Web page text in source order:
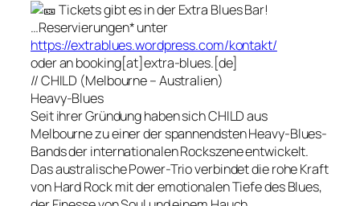
Tickets gibt es in der Extra Blues Bar!
…Reservierungen* unter
https://extrablues.wordpress.com/kontakt/
oder an booking[at]extra-blues.[de]
// CHILD (Melbourne – Australien)
Heavy-Blues
Seit ihrer Gründung haben sich CHILD aus
Melbourne zu einer der spannendsten Heavy-Blues-
Bands der internationalen Rockszene entwickelt.
Das australische Power-Trio verbindet die rohe Kraft
von Hard Rock mit der emotionalen Tiefe des Blues,